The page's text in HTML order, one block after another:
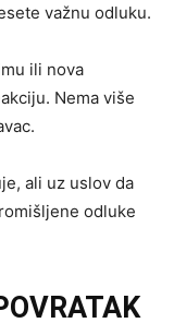
važnu odluku.
ili nova
Nema više
ali uz uslov da
odluke